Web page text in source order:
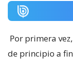
Por primera
de principio a